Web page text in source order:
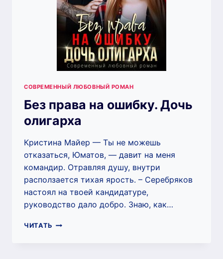
СОВРЕМЕННЫЙ ЛЮБОВНЫЙ РОМАН
Без права на ошибку. Дочь
олигарха
Кристина Майер — Ты не можешь
отказаться, Юматов, — давит на меня
командир. Отравляя душу, внутри
расползается тихая ярость. – Серебряков
настоял на твоей кандидатуре,
руководство дало добро. Знаю, как…
ЧИТАТЬ БЕЗ